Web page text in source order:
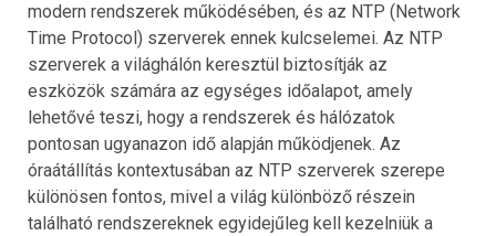
modern rendszerek működésében, és az NTP (Network
Time Protocol) szerverek ennek kulcselemei. Az NTP
szerverek a világhálón keresztül biztosítják az
eszközök számára az egységes időalapot, amely
lehetővé teszi, hogy a rendszerek és hálózatok
pontosan ugyanazon idő alapján működjenek. Az
óraátállítás kontextusában az NTP szerverek szerepe
különösen fontos, mivel a világ különböző részein
található rendszereknek egyidejűleg kell kezelniük a